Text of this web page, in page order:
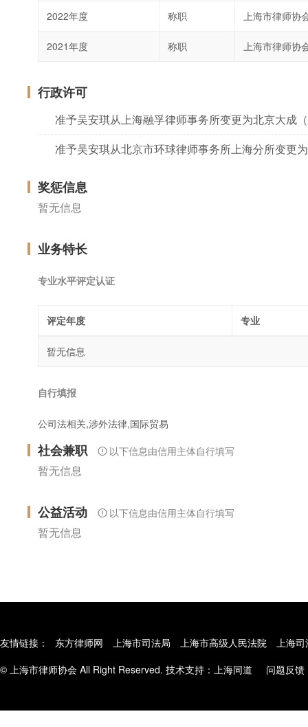
2022年度 称职 上海市律师协
2021年度 称职 上海市律师协
行政许可
准予吴安琪从上海融孚律师事务所变更为北京大成
准予吴安琪从北京市环球律师事务所上海分所变更
奖惩信息
暂无信息
业务特长
专业水平评定认证
评定年度 专业
暂无信息
自行填报
公司法相关,涉外法律,国际贸易
社会兼职 以下信息由信用主体自行填写
暂无信息
公益活动 以下信息由信用主体自行填写
暂无信息
友情链接： 东方律师网 上海市司法局 上海市高级人民法院
上海
© 上海市律师协会 All Right Reserved. 技术支持： 上海同道 问题反馈